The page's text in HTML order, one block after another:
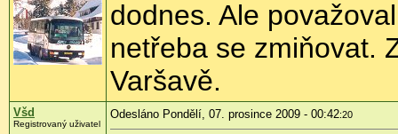
dodnes. Ale
netřeba se zmiňovat.
Varšavě.
Všd
Registrovaný uživatel
Odesláno Pondělí, 07. prosince 2009 - 00:42:20